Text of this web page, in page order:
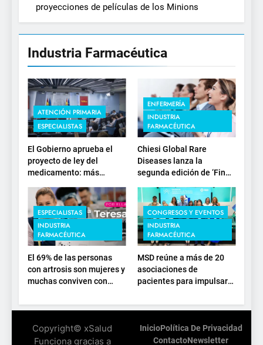
proyecciones de películas de los Minions
Industria Farmacéutica
ATENCIÓN PRIMARIA
ESPECIALISTAS
El Gobierno aprueba el
proyecto de ley del
medicamento: más
estratégica y
modernización para el
SNS
ENFERMERÍA
INDUSTRIA
FARMACÉUTICA
Chiesi Global Rare
Diseases lanza la
segunda edición de ‘Find
investigación en
enfermedades de
depósito lisosomal
ESPECIALISTAS
INDUSTRIA
FARMACÉUTICA
El 69% de las personas
con artrosis son mujeres y
muchas conviven con
los 50, en plena etapa
CONGRESOS Y EVENTOS
INDUSTRIA
FARMACÉUTICA
MSD reúne a más de 20
asociaciones de
pacientes para impulsar
presente y el futuro del
Copyright© xSalud
Funciona gracias a
InicioPolítica De Privacidad
ContactoNewsletter